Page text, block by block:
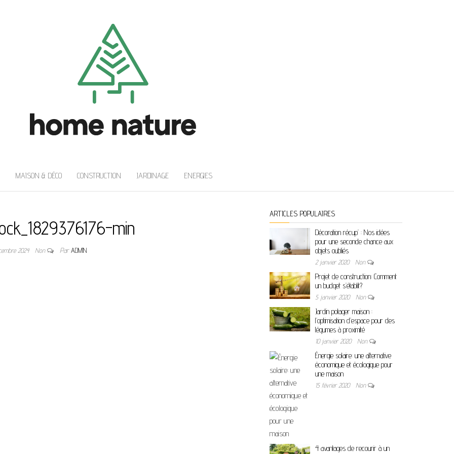
MAISON & DÉCO CONSTRUCTION JARDINAGE ENERGIES
min
2024 Non ParADMIN
ARTICLES POPULAIRES
Décoration récup’ : Nos idées
pour une seconde chance aux
objets oubliés
2 janvier 2020 Non
Projet de construction: Comment
un budget s’établit?
5 janvier 2020 Non
Jardin potager maison :
l’optimisation d’espace pour des
légumes à proximité
10 janvier 2020 Non
Énergie solaire: une alternative
économique et écologique pour
une maison
15 février 2020 Non
4 avantages de recourir à un